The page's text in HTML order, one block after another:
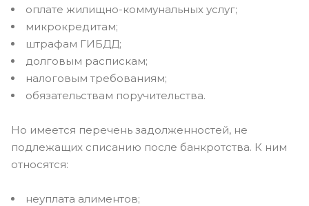
оплате жилищно-коммунальных услуг;
микрокредитам;
штрафам ГИБДД;
долговым распискам;
налоговым требованиям;
обязательствам поручительства.
Но имеется перечень задолженностей, не
подлежащих списанию после банкротства. К ним
относятся:
неуплата алиментов;